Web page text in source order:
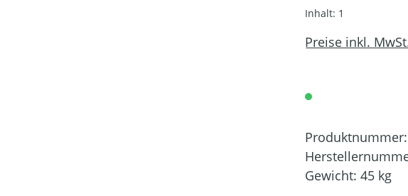
Inhalt: 1
Preise inkl.
Produktnummer:
Gewicht: 45 kg